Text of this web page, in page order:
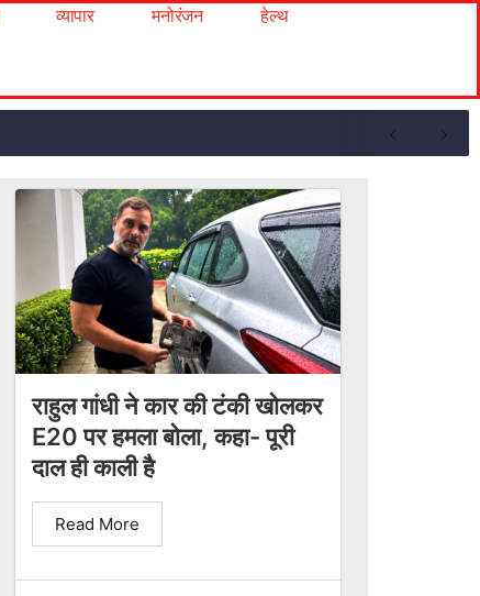
व्यापार मनोरंजन
हेल्थ
राहुल गांधी ने कार की टंकी खोलकर
E20 पर हमला बोला, कहा- पूरी
दाल ही काली है
Read More